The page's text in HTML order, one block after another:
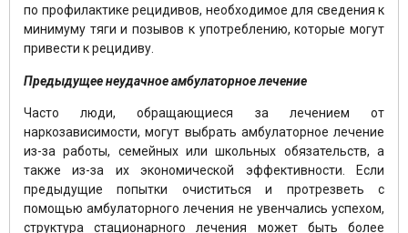
по профилактике рецидивов, необходимое для сведения к
минимуму тяги и позывов к употреблению, которые могут
привести к рецидиву.
Предыдущее неудачное амбулаторное лечение
Часто люди, обращающиеся за лечением от
наркозависимости, могут выбрать амбулаторное лечение
из-за работы, семейных или школьных обязательств, а
также из-за их экономической эффективности. Если
предыдущие попытки очиститься и протрезветь с
помощью амбулаторного лечения не увенчались успехом,
структура стационарного лечения может быть более